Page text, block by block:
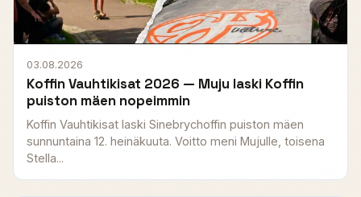
03.08.2026
Koffin Vauhtikisat 2026 — Muju laski Koffin
puiston mäen nopeimmin
Koffin Vauhtikisat laski Sinebrychoffin puiston mäen
sunnuntaina 12. heinäkuuta. Voitto meni Mujulle, toisena
Stella...